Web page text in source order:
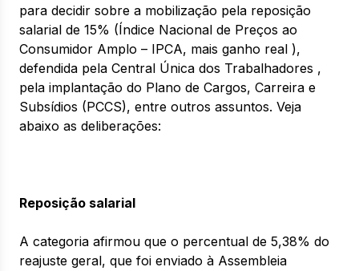
para decidir sobre a mobilização pela reposição
salarial de 15% (Índice Nacional de Preços ao
Consumidor Amplo – IPCA, mais ganho real ),
defendida pela Central Única dos Trabalhadores ,
pela implantação do Plano de Cargos, Carreira e
Subsídios (PCCS), entre outros assuntos. Veja
abaixo as deliberações:
Reposição salarial
A categoria afirmou que o percentual de 5,38% do
reajuste geral, que foi enviado à Assembleia